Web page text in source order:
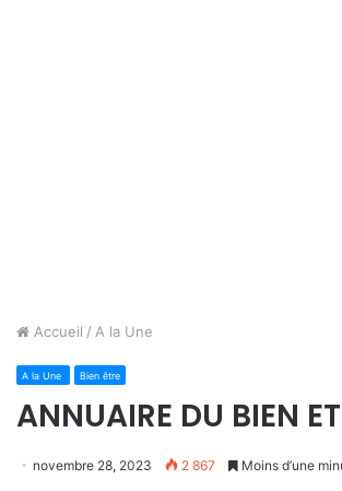
Accueil / A la Une
A la Une Bien être
ANNUAIRE DU BIEN
novembre 28, 2023 2 867 Moins d’une